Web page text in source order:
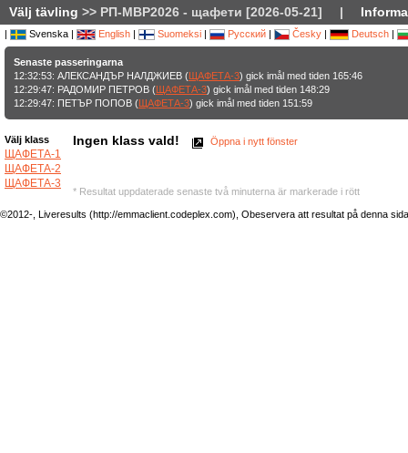
Välj tävling >> РП-МВР2026 - щафети [2026-05-21] |
| Svenska | English | Suomeksi | Русский | Česky | Deutsch |
Senaste passeringarna
12:32:53: АЛЕКСАНДЪР НАЛДЖИЕВ (ЩАФЕТА-3) gick imål med tiden 165:46
12:29:47: РАДОМИР ПЕТРОВ (ЩАФЕТА-3) gick imål med tiden 148:29
12:29:47: ПЕТЪР ПОПОВ (ЩАФЕТА-3) gick imål med tiden 151:59
Välj klass
ЩАФЕТА-1
ЩАФЕТА-2
ЩАФЕТА-3
Ingen klass vald! Öppna i nytt fönster
* Resultat uppdaterade senaste två minuterna är markerade i rött
©2012-, Liveresults (http://emmaclient.codeplex.com), Obeservera att resultat på denna